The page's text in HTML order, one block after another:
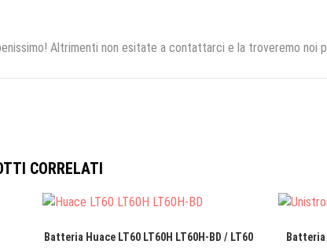
Altrimenti non esitate a contattarci e la troveremo noi
CORRELATI
Batteria Huace LT60 LT60H LT60H-BD / LT60
Batteria